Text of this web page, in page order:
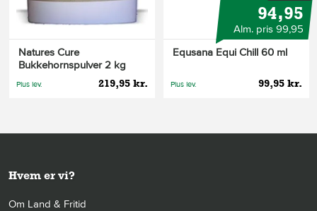
Natures Cure
Bukkehornspulver 2 kg
219,95 kr.
Plus lev.
94,95
Alm. pris 99,95
Equsana Equi Chill 60 ml
99,95 kr.
Plus lev.
Hvem er vi?
Om Land & Fritid